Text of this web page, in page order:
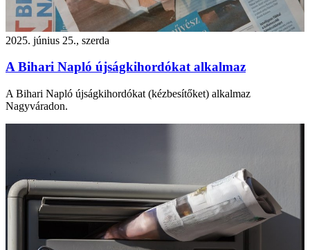
2025. június 25., szerda
A Bihari Napló újságkihordókat alkalmaz
A Bihari Napló újságkihordókat (kézbesítőket) alkalmaz
Nagyváradon.